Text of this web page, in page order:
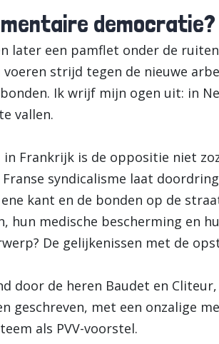
democratie?
later een pamflet onder de
voeren strijd tegen de nieuwe
Ik wrijf mijn ogen uit: in
vallen.
Frankrijk is de oppositie niet
syndicalisme laat
kant en de bonden op de
hun medische bescherming en
De gelijkenissen met de
door de heren Baudet en
geschreven, met een onzalige
als PVV-voorstel.